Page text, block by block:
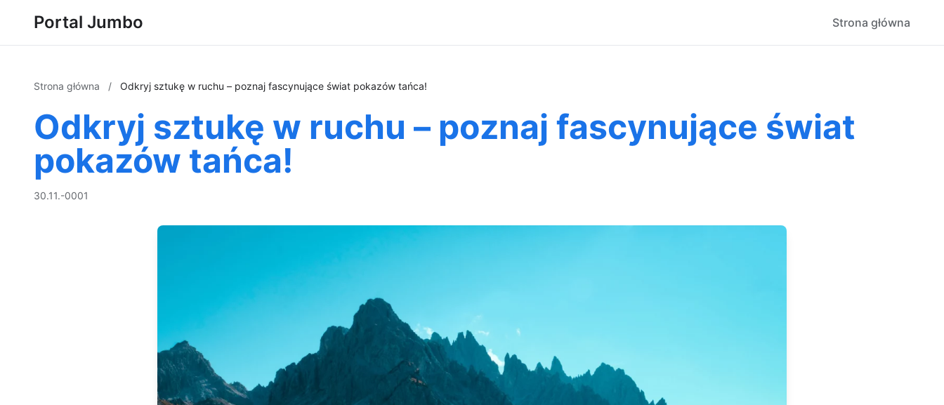
Portal Jumbo Strona główna
Strona główna / Odkryj sztukę w ruchu – poznaj fascynujące świat pokazów tańca!
Odkryj sztukę w ruchu – poznaj fascynujące świat
pokazów tańca!
30.11.-0001